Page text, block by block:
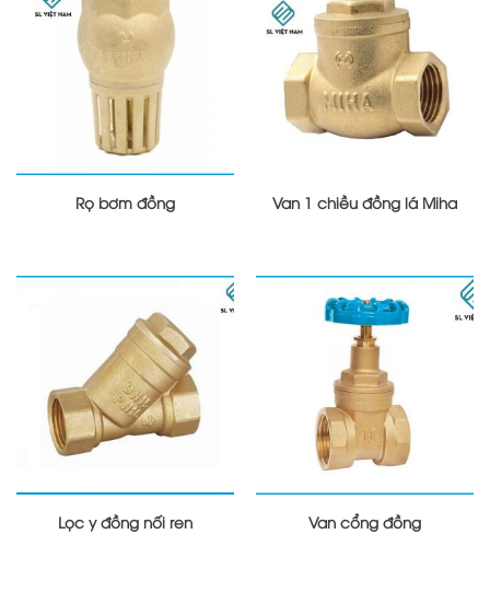
Rọ bơm đồng Van 1 chiều đồng lá Miha
Lọc y đồng nối ren Van cổng đồng